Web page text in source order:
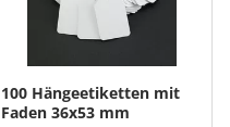
100 Hängeetiketten mit
Faden 36x53 mm